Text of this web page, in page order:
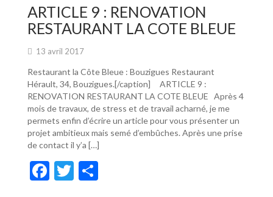
o
k
ARTICLE 9 : RENOVATION
RESTAURANT LA COTE BLEUE
13 avril 2017
Restaurant la Côte Bleue : Bouzigues Restaurant
Hérault, 34, Bouzigues.[/caption] ARTICLE 9 :
RENOVATION RESTAURANT LA COTE BLEUE Après 4
mois de travaux, de stress et de travail acharné, je me
permets enfin d’écrire un article pour vous présenter un
projet ambitieux mais semé d’embûches. Après une prise
de contact il y’a […]
F
T